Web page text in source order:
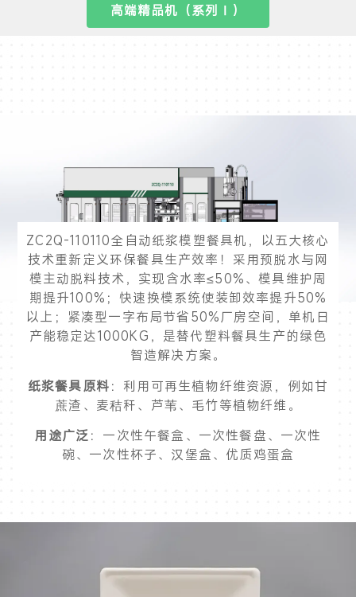
高端精品机（系列Ⅰ）
ZC2Q-110110全自动纸浆模塑餐具机，以五大核心
技术重新定义环保餐具生产效率！采用预脱水与网
模主动脱料技术，实现含水率≤50%、模具维护周
期提升100%；快速换模系统使装卸效率提升50%
以上；紧凑型一字布局节省50%厂房空间，单机日
产能稳定达1000KG，是替代塑料餐具生产的绿色
智造解决方案。
纸浆餐具原料：利用可再生植物纤维资源，例如甘
蔗渣、麦秸秆、芦苇、毛竹等植物纤维。
用途广泛 ：一次性午餐盒、一次性餐盘、一次性
碗、一次性杯子、汉堡盒、优质鸡蛋盒